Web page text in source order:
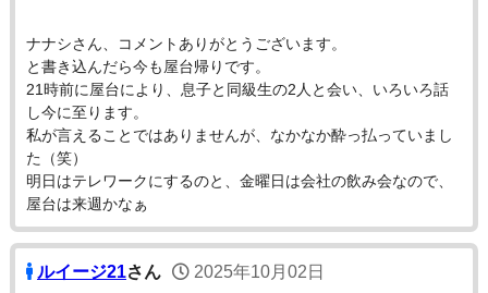
ナナシさん、コメントありがとうございます。
と書き込んだら今も屋台帰りです。
21時前に屋台により、息子と同級生の2人と会い、いろいろ話
し今に至ります。
私が言えることではありませんが、なかなか酔っ払っていまし
た（笑）
明日はテレワークにするのと、金曜日は会社の飲み会なので、
屋台は来週かなぁ
ルイージ21さん 2025年10月02日